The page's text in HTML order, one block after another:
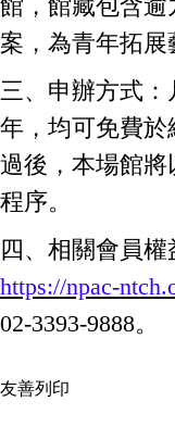
館，館藏包含
案，為青年拓展
三、申辦方式：
年，均可免費於
過後，本場館
程序。
四、相關會員
https://npac-
02-3393-9888。
友善列印